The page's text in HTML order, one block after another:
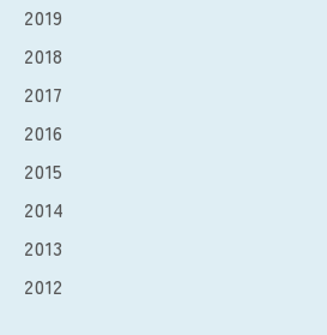
2019
2018
2017
2016
2015
2014
2013
2012